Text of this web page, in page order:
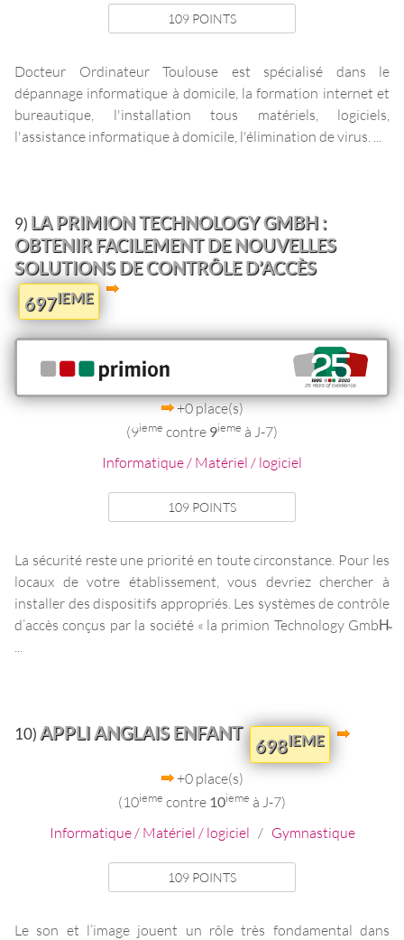
109 POINTS
Docteur Ordinateur Toulouse est spécialisé dans le
dépannage informatique à domicile, la formation internet et
bureautique, l'installation tous matériels, logiciels,
l'assistance informatique à domicile, l'élimination de virus. ...
9) LA PRIMION TECHNOLOGY GMBH :
OBTENIR FACILEMENT DE NOUVELLES
SOLUTIONS DE CONTRÔLE D’ACCÈS
697IEME
+0 place(s)
(9ieme contre 9ieme à J-7)
Informatique / Matériel / logiciel
109 POINTS
La sécurité reste une priorité en toute circonstance. Pour les
locaux de votre établissement, vous devriez chercher à
installer des dispositifs appropriés. Les systèmes de contrôle
d’accès conçus par la société « la primion Technology GmbH̴
10)APPLI ANGLAIS ENFANT
698IEME
+0 place(s)
(10ieme contre 10ieme à J-7)
Informatique / Matériel / logiciel / Gymnastique
109 POINTS
Le son et l’image jouent un rôle très fondamental dans